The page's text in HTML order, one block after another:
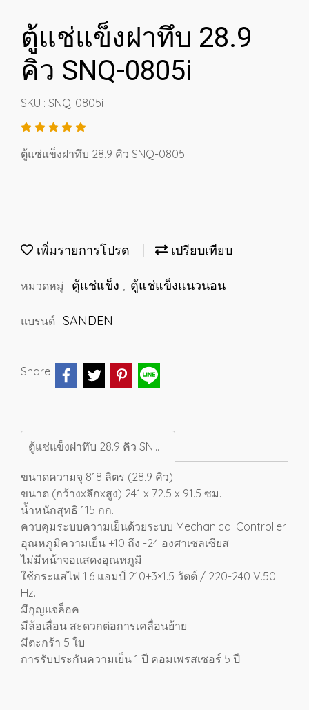
ตู้แช่แข็งฝาทึบ 28.9
คิว SNQ-0805i
SKU : SNQ-0805i
ตู้แช่แข็งฝาทึบ 28.9 คิว SNQ-0805i
เพิ่มรายการโปรด เปรียบเทียบ
หมวดหมู่ : ตู้แช่แข็ง , ตู้แช่แข็งแนวนอน
แบรนด์ : SANDEN
Share
ตู้แช่แข็งฝาทึบ 28.9 คิว SNQ-0805i
ขนาดความจุ 818 ลิตร (28.9 คิว)
ขนาด (กว้างxลึกxสูง) 241 x 72.5 x 91.5 ซม.
น้ำหนักสุทธิ 115 กก.
ควบคุมระบบความเย็นด้วยระบบ Mechanical Controller
อุณหภูมิความเย็น +10 ถึง -24 องศาเซลเซียส
ไม่มีหน้าจอแสดงอุณหภูมิ
ใช้กระแสไฟ 1.6 แอมป์ 210+3×1.5 วัตต์ / 220-240 V.50
Hz.
มีกุญแจล็อค
มีล้อเลื่อน สะดวกต่อการเคลื่อนย้าย
มีตะกร้า 5 ใบ
การรับประกันความเย็น 1 ปี คอมเพรสเซอร์ 5 ปี